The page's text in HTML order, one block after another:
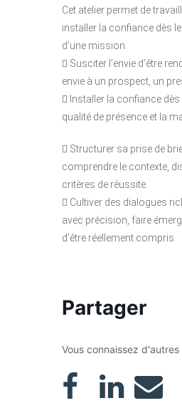
Cet atelier permet de
installer la confiance dès
d’une mission.
 Susciter l’envie d’être
envie à un prospect, un
 Installer la confiance
qualité de présence et la
 Structurer sa prise de
comprendre le contexte,
critères de réussite.
 Cultiver des dialogues
avec précision, faire
d’être réellement compris.
Partager
Vous connaissez